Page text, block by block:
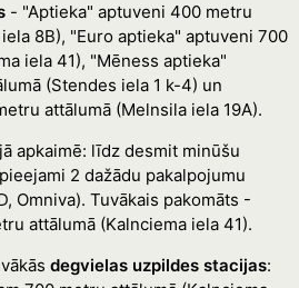
- "Aptieka" aptuveni 400 metru
8B), "Euro aptieka" aptuveni 700
iela 41), "Mēness aptieka"
(Stendes iela 1 k-4) un
attālumā (Melnsila iela 19A).
apkaimē: līdz desmit minūšu
2 dažādu pakalpojumu
Omniva). Tuvākais pakomāts -
attālumā (Kalnciema iela 41).
degvielas uzpildes stacijas: